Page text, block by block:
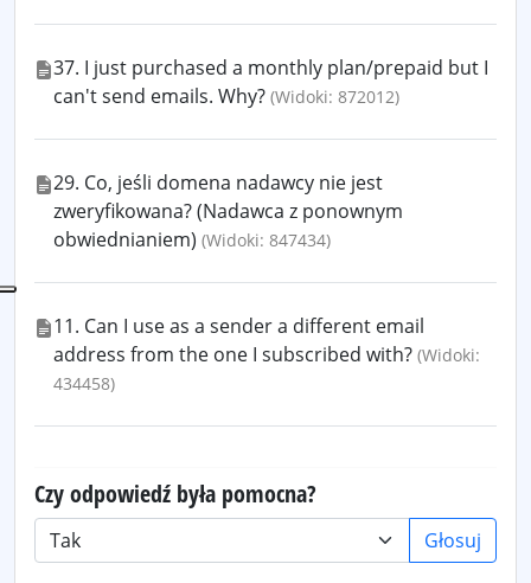
37. I just purchased a monthly plan/prepaid but I
can't send emails. Why? (Widoki: 872012)
29. Co, jeśli domena nadawcy nie jest
zweryfikowana? (Nadawca z ponownym
obwiednianiem) (Widoki: 847434)
11. Can I use as a sender a different email
address from the one I subscribed with? (Widoki:
434458)
Czy odpowiedź była pomocna?
Głosuj